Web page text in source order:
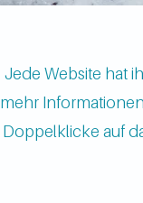
Jede Website hat
mehr
Doppelklicke auf